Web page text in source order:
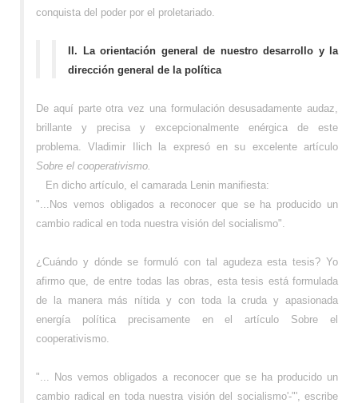
conquista del poder por el proletariado.
II. La orientación general de nuestro desarrollo y la
dirección general de la política
De aquí parte otra vez una formulación desusadamente audaz,
brillante y precisa y excepcionalmente enérgica de este
problema. Vladimir Ilich la expresó en su excelente artículo
Sobre el cooperativismo.
En dicho artículo, el camarada Lenin manifiesta:
"...Nos vemos obligados a reconocer que se ha producido un
cambio radical en toda nuestra visión del socialismo".
¿Cuándo y dónde se formuló con tal agudeza esta tesis? Yo
afirmo que, de entre todas las obras, esta tesis está formulada
de la manera más nítida y con toda la cruda y apasionada
energía política precisamente en el artículo Sobre el
cooperativismo.
"... Nos vemos obligados a reconocer que se ha producido un
cambio radical en toda nuestra visión del socialismo'-"', escribe